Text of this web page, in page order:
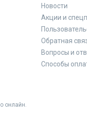
Новости
Акции и
Обратная
Вопросы и
Способы
онлайн.